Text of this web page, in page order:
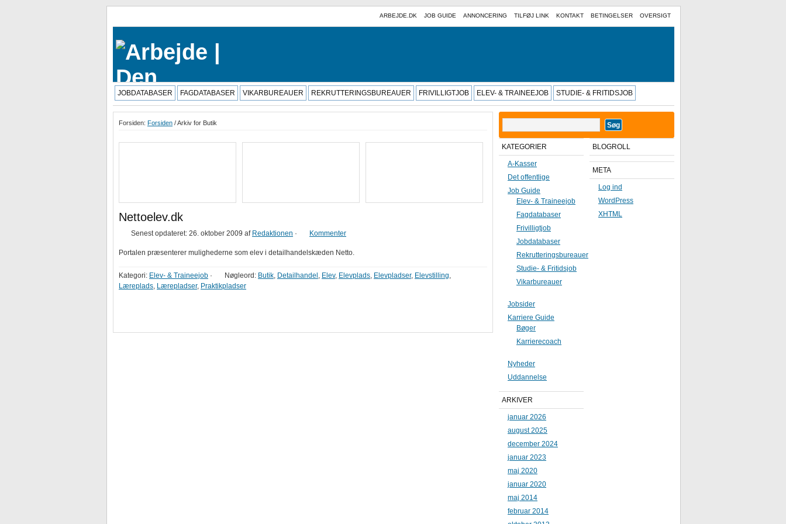
ARBEJDE.DK JOB GUIDE ANNONCERING TILFØJ LINK KONTAKT BETINGELSER OVERSIGT
JOBDATABASER FAGDATABASER VIKARBUREAUER REKRUTTERINGSBUREAUER FRIVILLIGTJOB ELEV- & TRAINEEJOB STUDIE- & FRITIDSJOB
Forsiden: Forsiden / Arkiv for Butik
Nettoelev.dk
Senest opdateret: 26. oktober 2009 af Redaktionen · Kommenter
Portalen præsenterer mulighederne som elev i detailhandelskæden Netto.
Kategori: Elev- & Traineejob · Nøgleord: Butik, Detailhandel , Elev, Elevplads, Elevpladser, Elevstilling,
Læreplads, Lærepladser, Praktikpladser
efter:
KATEGORIER
A-Kasser
Det offentlige
Job Guide
Elev- & Traineejob
Fagdatabaser
Frivilligtjob
Jobdatabaser
Rekrutteringsbureauer
Studie- & Fritidsjob
Vikarbureauer
Jobsider
Karriere Guide
Bøger
Karrierecoach
Nyheder
Uddannelse
ARKIVER
januar 2026
august 2025
december 2024
januar 2023
maj 2020
januar 2020
maj 2014
februar 2014
BLOGROLL
META
Log ind
WordPress
XHTML